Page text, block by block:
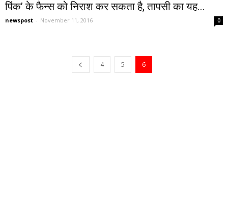
पिंक’ के फैन्स को निराश कर सकता है, तापसी का यह...
newspost - November 11, 2016 0
4 5 6